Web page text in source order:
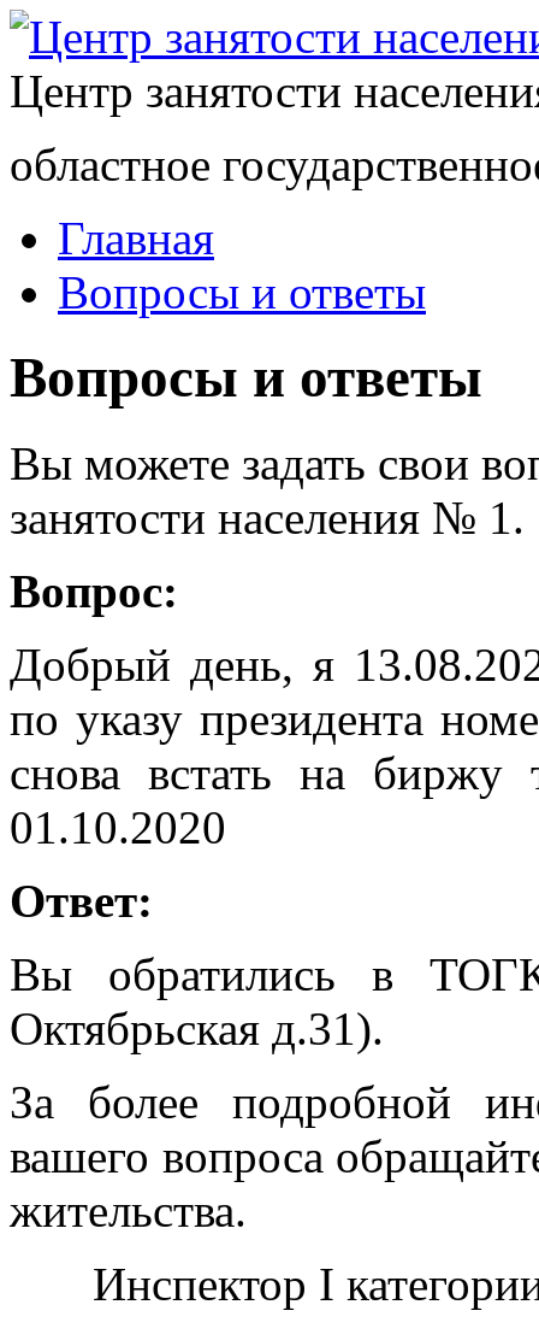
Центр занятости
областное
Главная
Вопросы и ответы
Вопросы и ответы
Вы можете задать свои
занятости населения № 1.
Вопрос:
Добрый день, я
по указу президента
снова встать на биржу
01.10.2020
Ответ:
Вы обратились в
Октябрьская д.31).
За более подробной
вашего вопроса
жительства.
Инспектор I